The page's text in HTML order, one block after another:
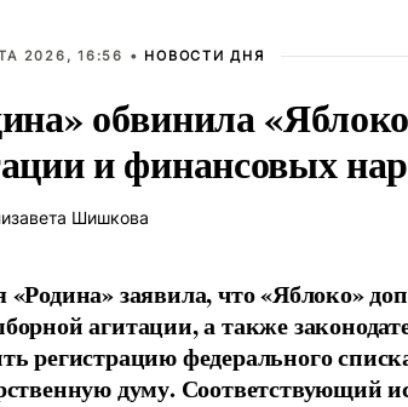
2026, 16:56 • НОВОСТИ ДНЯ
обвинила
и финансовых
Шишкова
заявила, что «Яблоко»
агитации, а также
регистрацию федерального
думу. Соответствующий